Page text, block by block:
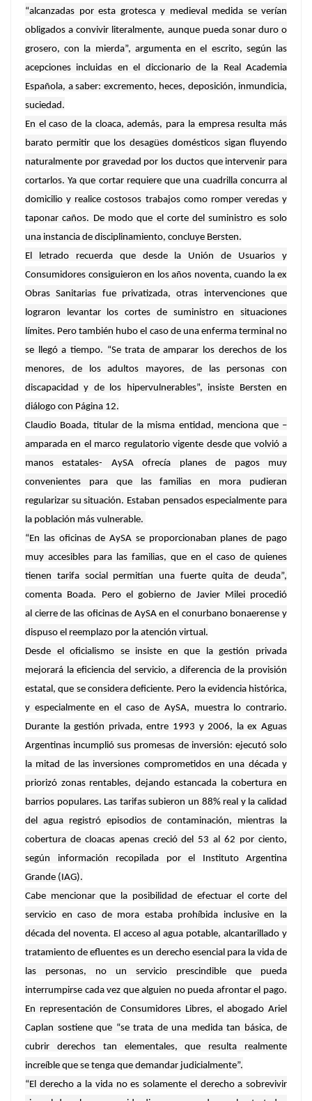
“alcanzadas por esta grotesca y medieval medida se verían
obligados a convivir literalmente, aunque pueda sonar duro o
grosero, con la mierda”, argumenta en el escrito, según las
acepciones incluidas en el diccionario de la Real Academia
Española, a saber: excremento, heces, deposición, inmundicia,
suciedad.
En el caso de la cloaca, además, para la empresa resulta más
barato permitir que los desagües domésticos sigan fluyendo
naturalmente por gravedad por los ductos que intervenir para
cortarlos. Ya que cortar requiere que una cuadrilla concurra al
domicilio y realice costosos trabajos como romper veredas y
taponar caños. De modo que el corte del suministro es solo
una instancia de disciplinamiento, concluye Bersten.
El letrado recuerda que desde la Unión de Usuarios y
Consumidores consiguieron en los años noventa, cuando la ex
Obras Sanitarias fue privatizada, otras intervenciones que
lograron levantar los cortes de suministro en situaciones
límites. Pero también hubo el caso de una enferma terminal no
se llegó a tiempo. “Se trata de amparar los derechos de los
menores, de los adultos mayores, de las personas con
discapacidad y de los hipervulnerables”, insiste Bersten en
diálogo con Página 12.
Claudio Boada, titular de la misma entidad, menciona que –
amparada en el marco regulatorio vigente desde que volvió a
manos estatales- AySA ofrecía planes de pagos muy
convenientes para que las familias en mora pudieran
regularizar su situación. Estaban pensados especialmente para
la población más vulnerable.
“En las oficinas de AySA se proporcionaban planes de pago
muy accesibles para las familias, que en el caso de quienes
tienen tarifa social permitían una fuerte quita de deuda”,
comenta Boada. Pero el gobierno de Javier Milei procedió
al cierre de las oficinas de AySA en el conurbano bonaerense y
dispuso el reemplazo por la atención virtual.
Desde el oficialismo se insiste en que la gestión privada
mejorará la eficiencia del servicio, a diferencia de la provisión
estatal, que se considera deficiente. Pero la evidencia histórica,
y especialmente en el caso de AySA, muestra lo contrario.
Durante la gestión privada, entre 1993 y 2006, la ex Aguas
Argentinas incumplió sus promesas de inversión: ejecutó solo
la mitad de las inversiones comprometidos en una década y
priorizó zonas rentables, dejando estancada la cobertura en
barrios populares. Las tarifas subieron un 88% real y la calidad
del agua registró episodios de contaminación, mientras la
cobertura de cloacas apenas creció del 53 al 62 por ciento,
según información recopilada por el Instituto Argentina
Grande (IAG).
Cabe mencionar que la posibilidad de efectuar el corte del
servicio en caso de mora estaba prohíbida inclusive en la
década del noventa. El acceso al agua potable, alcantarillado y
tratamiento de efluentes es un derecho esencial para la vida de
las personas, no un servicio prescindible que pueda
interrumpirse cada vez que alguien no pueda afrontar el pago.
En representación de Consumidores Libres, el abogado Ariel
Caplan sostiene que “se trata de una medida tan básica, de
cubrir derechos tan elementales, que resulta realmente
increíble que se tenga que demandar judicialmente”.
“El derecho a la vida no es solamente el derecho a sobrevivir